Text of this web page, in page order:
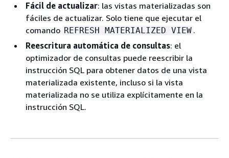
Fácil de actualizar: las vistas materializadas son
fáciles de actualizar. Solo tiene que ejecutar el
comando REFRESH MATERIALIZED VIEW .
Reescritura automática de consultas: el
optimizador de consultas puede reescribir la
instrucción SQL para obtener datos de una vista
materializada existente, incluso si la vista
materializada no se utiliza explícitamente en la
instrucción SQL.